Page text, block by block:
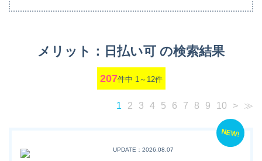
メリット：日払い可 の検索結果
207件中 1～12件
1 2 3 4 5 6 7 8 9 10 > ≫
NEW!
UPDATE：2026.08.07